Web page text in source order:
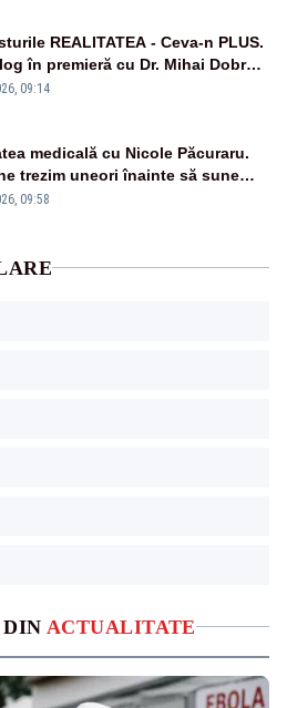
ACTUALITATE
REALITATEA - Ceva-n PLUS.
în premieră cu Dr. Mihai Dobra –
09:14
medicală cu Nicole Păcuraru.
trezim uneori înainte să sune
09:58